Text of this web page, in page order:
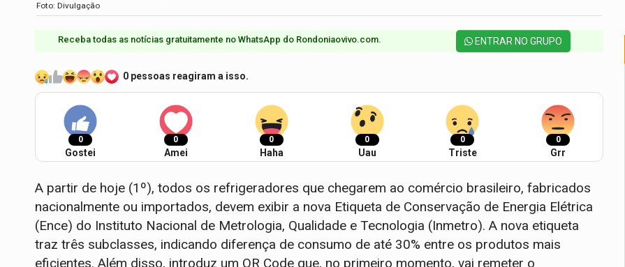
Foto: Divulgação
Receba todas as notícias gratuitamente no WhatsApp do Rondoniaovivo.com.​ ENTRAR NO GRUPO
0 pessoas reagiram a isso.
0
Gostei
0
Amei
0
Haha
0
Uau
0
Triste
0
Grr
A partir de hoje (1º), todos os refrigeradores que chegarem ao comércio brasileiro, fabricados
nacionalmente ou importados, devem exibir a nova Etiqueta de Conservação de Energia Elétrica
(Ence) do Instituto Nacional de Metrologia, Qualidade e Tecnologia (Inmetro). A nova etiqueta
traz três subclasses, indicando diferença de consumo de até 30% entre os produtos mais
eficientes. Além disso, introduz um QR Code que, no primeiro momento, vai remeter o